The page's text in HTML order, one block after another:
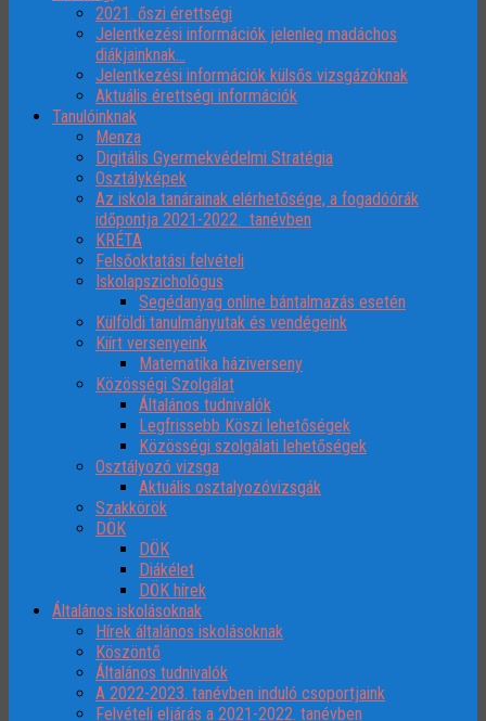
2021. őszi érettségi
Jelentkezési információk jelenleg madáchos
diákjainknak…
Jelentkezési információk külsős vizsgázóknak
Aktuális érettségi információk
Tanulóinknak
Menza
Digitális Gyermekvédelmi Stratégia
Osztályképek
Az iskola tanárainak elérhetősége, a fogadóórák
időpontja 2021-2022. tanévben
KRÉTA
Felsőoktatási felvételi
Iskolapszichológus
Segédanyag online bántalmazás esetén
Külföldi tanulmányutak és vendégeink
Kiírt versenyeink
Matematika háziverseny
Közösségi Szolgálat
Általános tudnivalók
Legfrissebb Köszi lehetőségek
Közösségi szolgálati lehetőségek
Osztályozó vizsga
Aktuális osztalyozóvizsgák
Szakkörök
DÖK
DÖK
Diákélet
DÖK hírek
Általános iskolásoknak
Hírek általános iskolásoknak
Köszöntő
Általános tudnivalók
A 2022-2023. tanévben induló csoportjaink
Felvételi eljárás a 2021-2022. tanévben